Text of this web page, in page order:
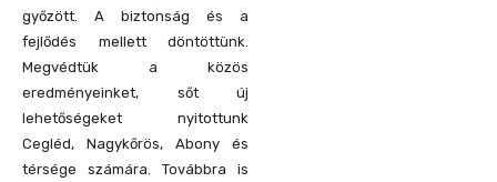
győzött. A biztonság és a
fejlődés mellett döntöttünk.
Megvédtük a közös
eredményeinket, sőt új
lehetőségeket nyitottunk
Cegléd, Nagykőrös, Abony és
térsége számára. Továbbra is